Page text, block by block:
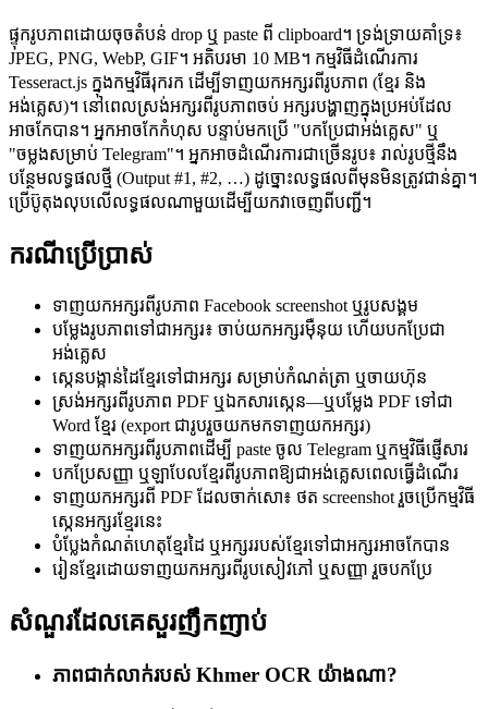
ផ្ទុករូបភាពដោយចុចតំបន់ drop ឬ paste ពី clipboard។ ទ្រង់ទ្រាយគាំទ្រ៖
JPEG, PNG, WebP, GIF។ អតិបរមា 10 MB។ កម្មវិធីដំណើរការ
Tesseract.js ក្នុងកម្មវិធីរុករក ដើម្បីទាញយកអក្សរពីរូបភាព (ខ្មែរ និង
អង់គ្លេស)។ នៅពេលស្រង់អក្សរពីរូបភាពចប់ អក្សរបង្ហាញក្នុងប្រអប់ដែល
អាចកែបាន។ អ្នកអាចកែកំហុស បន្ទាប់មកប្រើ "បកប្រែជាអង់គ្លេស" ឬ
"ចម្លងសម្រាប់ Telegram"។ អ្នកអាចដំណើរការជាច្រើនរូប៖ រាល់រូបថ្មីនឹង
បន្ថែមលទ្ធផលថ្មី (Output #1, #2, …) ដូច្នោះលទ្ធផលពីមុនមិនត្រូវជាន់គ្នា។
ប្រើប៊ូតុងលុបលើលទ្ធផលណាមួយដើម្បីយកវាចេញពីបញ្ជី។
ករណីប្រើប្រាស់
ទាញយកអក្សរពីរូបភាព Facebook screenshot ឬរូបសង្គម
បម្លែងរូបភាពទៅជាអក្សរ៖ ចាប់យកអក្សរម៉ឺនុយ ហើយបកប្រែជា
អង់គ្លេស
ស្កេនបង្កាន់ដៃខ្មែរទៅជាអក្សរ សម្រាប់កំណត់ត្រា ឬចាយហ៊ុន
ស្រង់អក្សរពីរូបភាព PDF ឬឯកសារស្កេន—ឬបម្លែង PDF ទៅជា
Word ខ្មែរ (export ជារូបរួចយកមកទាញយកអក្សរ)
ទាញយកអក្សរពីរូបភាពដើម្បី paste ចូល Telegram ឬកម្មវិធីផ្ញើសារ
បកប្រែសញ្ញា ឬឡាបែលខ្មែរពីរូបភាពឱ្យជាអង់គ្លេសពេលធ្វើដំណើរ
ទាញយកអក្សរពី PDF ដែលចាក់សោ៖ ថត screenshot រួចប្រើកម្មវិធី
ស្កេនអក្សរខ្មែរនេះ
បំប្លែងកំណត់ហេតុខ្មែរដៃ ឬអក្សររបស់ខ្មែរទៅជាអក្សរអាចកែបាន
រៀនខ្មែរដោយទាញយកអក្សរពីរូបសៀវភៅ ឬសញ្ញា រួចបកប្រែ
សំណួរដែលគេសួរញឹកញាប់
ភាពជាក់លាក់របស់ Khmer OCR យ៉ាងណា?